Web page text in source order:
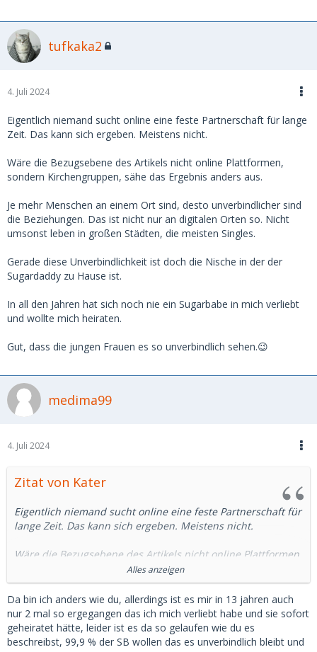
tufkaka2
4. Juli 2024
Eigentlich niemand sucht online eine feste Partnerschaft für lange
Zeit. Das kann sich ergeben. Meistens nicht.
Wäre die Bezugsebene des Artikels nicht online Plattformen,
sondern Kirchengruppen, sähe das Ergebnis anders aus.
Je mehr Menschen an einem Ort sind, desto unverbindlicher sind
die Beziehungen. Das ist nicht nur an digitalen Orten so. Nicht
umsonst leben in großen Städten, die meisten Singles.
Gerade diese Unverbindlichkeit ist doch die Nische in der der
Sugardaddy zu Hause ist.
In all den Jahren hat sich noch nie ein Sugarbabe in mich verliebt
und wollte mich heiraten.
Gut, dass die jungen Frauen es so unverbindlich sehen.😉
medima99
4. Juli 2024
Zitat von Kater
Eigentlich niemand sucht online eine feste Partnerschaft für
lange Zeit. Das kann sich ergeben. Meistens nicht.
Wäre die Bezugsebene des Artikels nicht online Plattformen,
sondern Kirchengruppen, sähe das Ergebnis anders aus.
Je mehr Menschen an einem Ort sind, desto
unverbindlicher sind die Beziehungen. Das ist nicht nur an
digitalen Orten so. Nicht umsonst leben in großen Städten,
die meisten Singles.
Alles anzeigen
Da bin ich anders wie du, allerdings ist es mir in 13 jahren auch
nur 2 mal so ergegangen das ich mich verliebt habe und sie sofort
geheiratet hätte, leider ist es da so gelaufen wie du es
beschreibst, 99,9 % der SB wollen das es unverbindlich bleibt und